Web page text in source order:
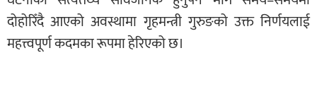
दोहोरिँदै आएको अवस्थामा गृहमन्त्री गुरुङको उक्त निर्णयलाई
महत्त्वपूर्ण कदमका रूपमा हेरिएको छ।